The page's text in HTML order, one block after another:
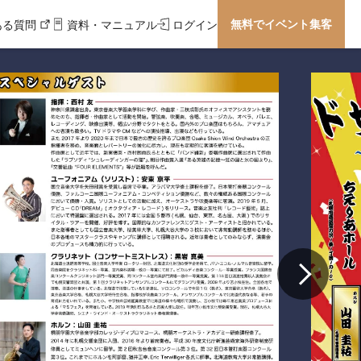
質問 資料・マニュアル ログイン 無料でイベント集客